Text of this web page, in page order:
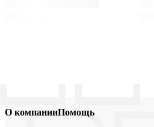
О компанииПомощь